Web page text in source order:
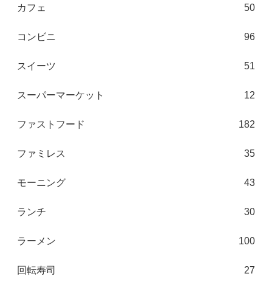
カフェ 50
コンビニ 96
スイーツ 51
スーパーマーケット 12
ファストフード 182
ファミレス 35
モーニング 43
ランチ 30
ラーメン 100
回転寿司 27